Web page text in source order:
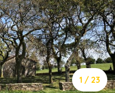
1 / 23